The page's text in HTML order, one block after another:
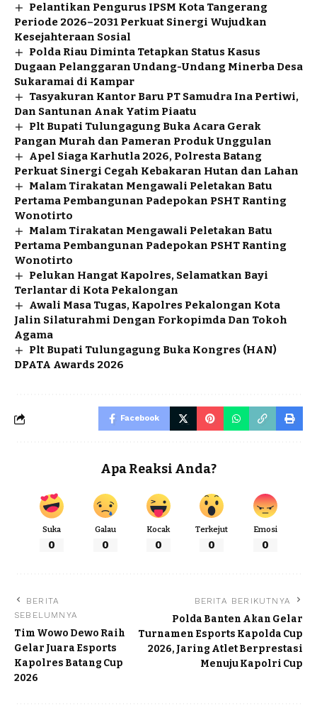
Pelantikan Pengurus IPSM Kota Tangerang
Periode 2026–2031 Perkuat Sinergi Wujudkan
Kesejahteraan Sosial
Polda Riau Diminta Tetapkan Status Kasus
Dugaan Pelanggaran Undang-Undang Minerba Desa
Sukaramai di Kampar
Tasyakuran Kantor Baru PT Samudra Ina Pertiwi,
Dan Santunan Anak Yatim Piaatu
Plt Bupati Tulungagung Buka Acara Gerak
Pangan Murah dan Pameran Produk Unggulan
Apel Siaga Karhutla 2026, Polresta Batang
Perkuat Sinergi Cegah Kebakaran Hutan dan Lahan
Malam Tirakatan Mengawali Peletakan Batu
Pertama Pembangunan Padepokan PSHT Ranting
Wonotirto
Malam Tirakatan Mengawali Peletakan Batu
Pertama Pembangunan Padepokan PSHT Ranting
Wonotirto
Pelukan Hangat Kapolres, Selamatkan Bayi
Terlantar di Kota Pekalongan
Awali Masa Tugas, Kapolres Pekalongan Kota
Jalin Silaturahmi Dengan Forkopimda Dan Tokoh
Agama
Plt Bupati Tulungagung Buka Kongres (HAN)
DPATA Awards 2026
Facebook
Apa Reaksi Anda?
Suka
0
Galau
0
Kocak
0
Terkejut
0
Emosi
0
BERITA
SEBELUMNYA
Tim Wowo Dewo Raih
Gelar Juara Esports
Kapolres Batang Cup
2026
BERITA BERIKUTNYA
Polda Banten Akan Gelar
Turnamen Esports Kapolda Cup
2026, Jaring Atlet Berprestasi
Menuju Kapolri Cup